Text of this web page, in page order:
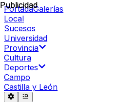
PortadaGalerías
Local
Sucesos
Universidad
Provincia
Cultura
Deportes
Campo
Castilla y León
Publicidad
Publicidad